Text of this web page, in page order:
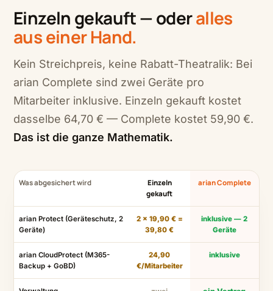
Einzeln gekauft — oderalles
aus einer Hand.
Kein Streichpreis, keine Rabatt-Theatralik: Bei
arian Complete sind zwei Geräte pro
Mitarbeiter inklusive. Einzeln gekauft kostet
dasselbe 64,70 € — Complete kostet 59,90 €.
Das ist die ganze Mathematik.
Was abgesichert wird
Einzeln
gekauft
arian Complete
arian Protect (Geräteschutz, 2
Geräte)
2 × 19,90 € =
39,80 €
inklusive — 2
Geräte
arian CloudProtect (M365-
Backup + GoBD)
24,90
€/Mitarbeiter
inklusive